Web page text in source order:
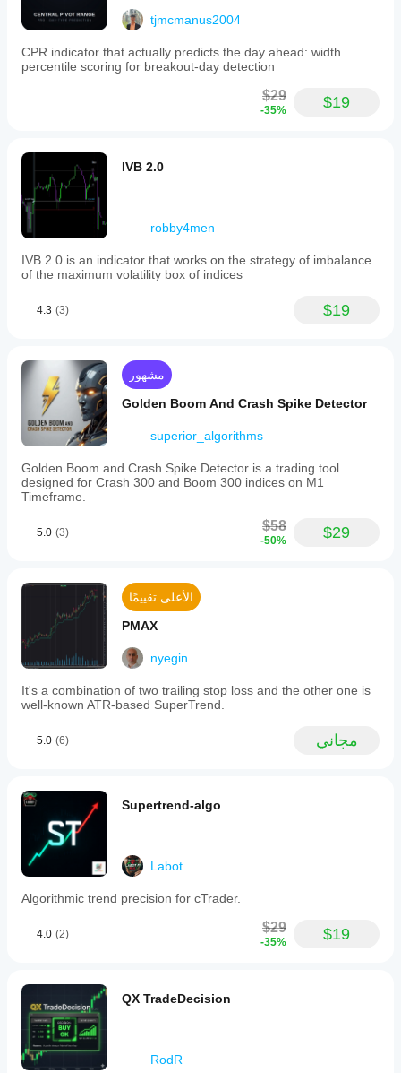
tjmcmanus2004
CPR indicator that actually predicts the day ahead: width
percentile scoring for breakout-day detection
$29
-35% $19
IVB 2.0
robby4men
IVB 2.0 is an indicator that works on the strategy of imbalance
of the maximum volatility box of indices
4.3 (3) $19
مشهور
Golden Boom And Crash Spike Detector
superior_algorithms
Golden Boom and Crash Spike Detector is a trading tool
designed for Crash 300 and Boom 300 indices on M1
Timeframe.
5.0 (3) $58
-50% $29
الأعلى تقييمًا
PMAX
nyegin
It's a combination of two trailing stop loss and the other one is
well-known ATR-based SuperTrend.
5.0 (6) مجاني
Supertrend-algo
Labot
Algorithmic trend precision for cTrader.
4.0 (2) $29
-35% $19
QX TradeDecision
RodR